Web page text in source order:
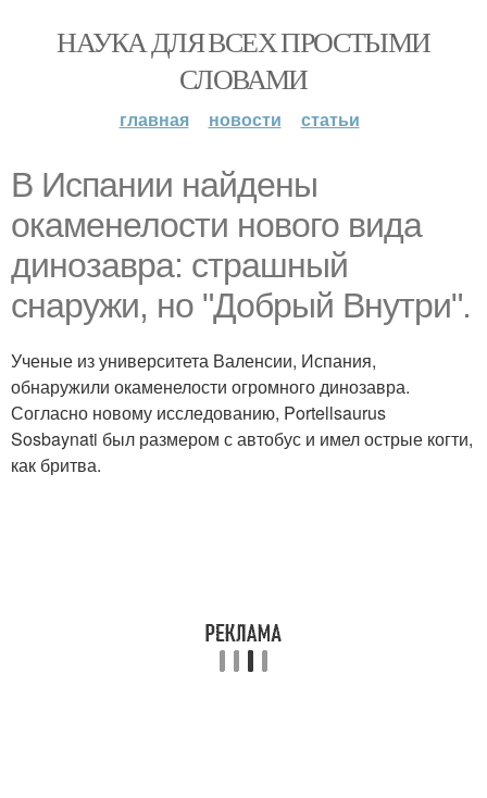
НАУКА ДЛЯ ВСЕХ ПРОСТЫМИ
СЛОВАМИ
главная новости статьи
В Испании найдены
окаменелости нового вида
динозавра: страшный
снаружи, но "Добрый Внутри".
Ученые из университета Валенсии, Испания,
обнаружили окаменелости огромного динозавра.
Согласно новому исследованию, Portellsaurus
Sosbaynati был размером с автобус и имел острые когти,
как бритва.